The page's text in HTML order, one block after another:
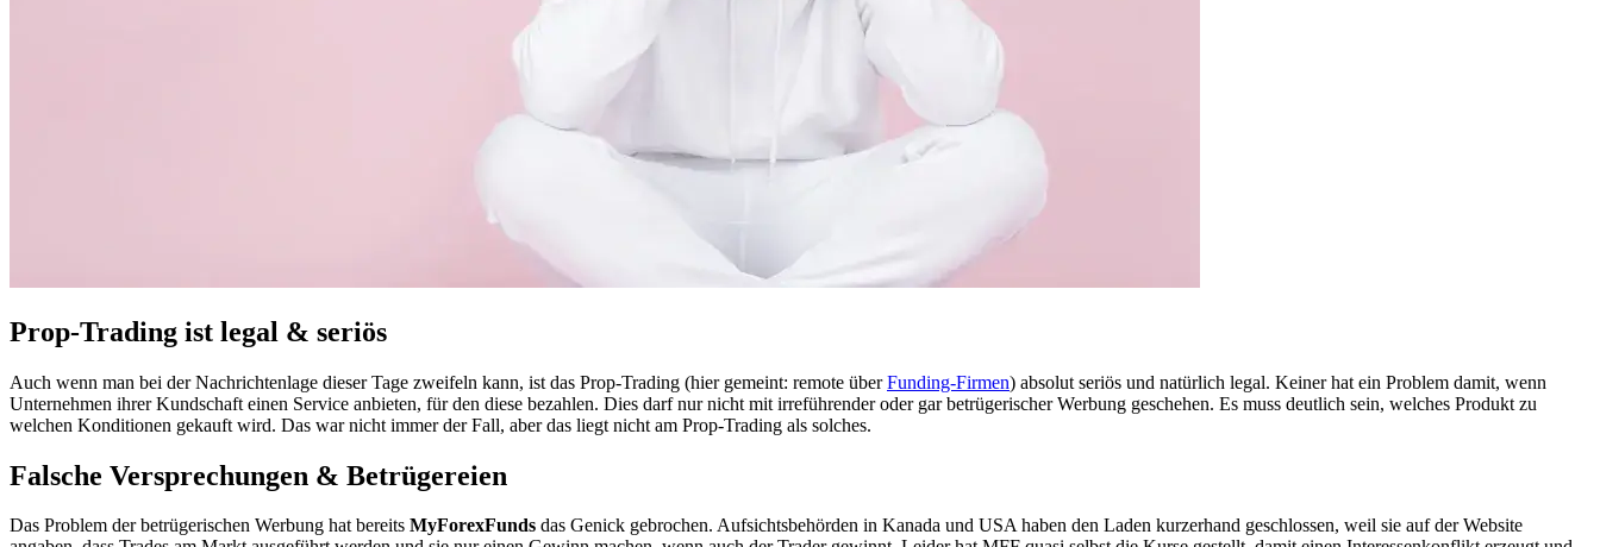
Prop-Trading ist legal & seriös
Auch wenn man bei der Nachrichtenlage dieser Tage zweifeln kann, ist das Prop-Trading (hier gemeint: remote überFunding-Firmen) absolut seriös und natürlich legal. Keiner hat ein Problem damit, wenn
Unternehmen ihrer Kundschaft einen Service anbieten, für den diese bezahlen. Dies darf nur nicht mit irreführender oder gar betrügerischer Werbung geschehen. Es muss deutlich sein, welches Produkt zu
welchen Konditionen gekauft wird. Das war nicht immer der Fall, aber das liegt nicht am Prop-Trading als solches.
Falsche Versprechungen & Betrügereien
Das Problem der betrügerischen Werbung hat bereits MyForexFunds das Genick gebrochen. Aufsichtsbehörden in Kanada und USA haben den Laden kurzerhand geschlossen, weil sie auf der Website